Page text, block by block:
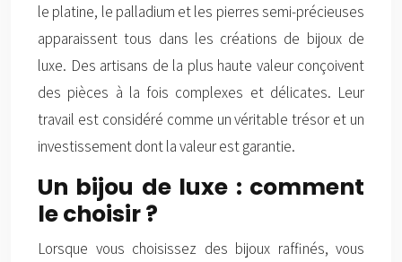
le platine, le palladium et les pierres semi-précieuses
apparaissent tous dans les créations de bijoux de
luxe. Des artisans de la plus haute valeur conçoivent
des pièces à la fois complexes et délicates. Leur
travail est considéré comme un véritable trésor et un
investissement dont la valeur est garantie.
Un bijou de luxe : comment
le choisir ?
Lorsque vous choisissez des bijoux raffinés, vous